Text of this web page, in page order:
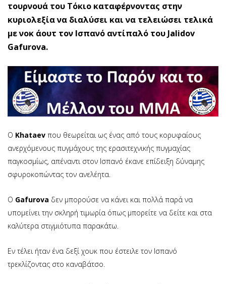
τουρνουά του Τόκιο καταφέρνοντας στην
κυριολεξία να διαλύσει και να τελειώσει τελικά
με νοκ άουτ τον Ισπανό αντίπαλό του Jalidov
Gafurova.
Ο Khataev που θεωρείται ως ένας από τους κορυφαίους
ανερχόμενους πυγμάχους της ερασιτεχνικής πυγμαχίας
παγκοσμίως, απέναντι στον Ισπανό έκανε επίδειξη δύναμης
σφυροκοπώντας τον ανελέητα.
Ο Gafurova δεν μπορούσε να κάνει και πολλά παρά να
υπομείνει την σκληρή τιμωρία όπως μπορείτε να δείτε και στα
καλύτερα στιγμιότυπα παρακάτω.
Εν τέλει ήταν ένα δεξί χουκ που έστειλε τον Ισπανό
τρεκλίζοντας στο καναβάτσο.